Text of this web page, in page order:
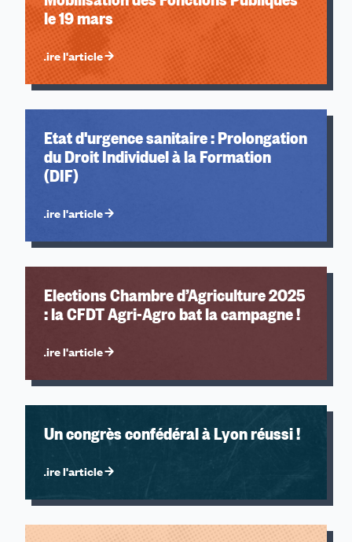
le 19 mars
Lire l'article
Etat d'urgence sanitaire : Prolongation
du Droit Individuel à la Formation
(DIF)
Lire l'article
Elections Chambre d’Agriculture 2025
: la CFDT Agri-Agro bat la campagne !
Lire l'article
Un congrès confédéral à Lyon réussi !
Lire l'article